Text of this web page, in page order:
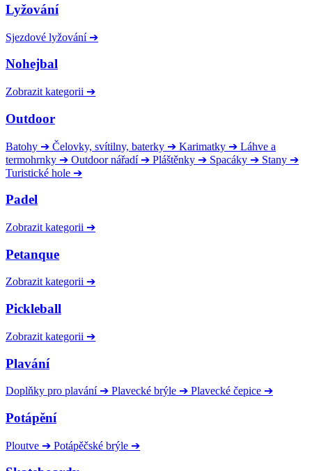
Lyžování
Sjezdové lyžování ➔
Nohejbal
Zobrazit kategorii ➔
Outdoor
Batohy ➔ Čelovky, svítilny, baterky ➔ Karimatky ➔ Láhve a
termohrnky ➔ Outdoor nářadí ➔ Pláštěnky ➔ Spacáky ➔ Stany ➔
Turistické hole ➔
Padel
Zobrazit kategorii ➔
Petanque
Zobrazit kategorii ➔
Pickleball
Zobrazit kategorii ➔
Plavání
Doplňky pro plavání ➔ Plavecké brýle ➔ Plavecké čepice ➔
Potápění
Ploutve ➔ Potápěčské brýle ➔